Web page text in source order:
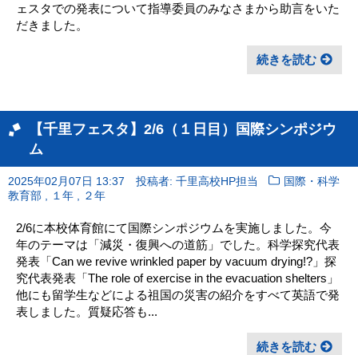
ェスタでの発表について指導委員のみなさまから助言をいた
だきました。
続きを読む
【千里フェスタ】2/6（１日目）国際シンポジウ
ム
2025年02月07日 13:37 投稿者: 千里高校HP担当
国際・科学
教育部 , １年 , ２年
2/6に本校体育館にて国際シンポジウムを実施しました。今
年のテーマは「減災・復興への道筋」でした。科学探究代表
発表「Can we revive wrinkled paper by vacuum drying!?」探
究代表発表「The role of exercise in the evacuation shelters」
他にも留学生などによる祖国の災害の紹介をすべて英語で発
表しました。質疑応答も...
続きを読む